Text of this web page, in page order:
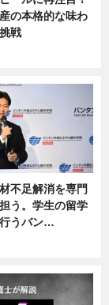
の本格的な味わ
戦
不足解消を専門
う。学生の留学
うバン…